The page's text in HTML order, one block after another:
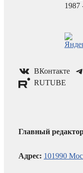
1987
ВКонтакте
RUTUBE
Главный
Адрес: 101990